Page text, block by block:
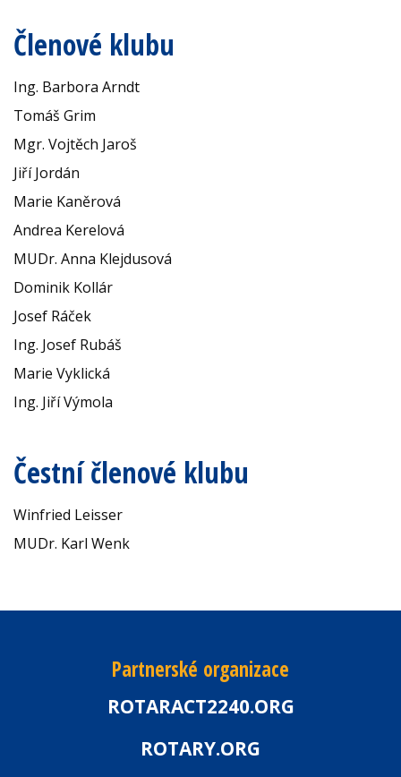
Členové klubu
Ing. Barbora Arndt
Tomáš Grim
Mgr. Vojtěch Jaroš
Jiří Jordán
Marie Kaněrová
Andrea Kerelová
MUDr. Anna Klejdusová
Dominik Kollár
Josef Ráček
Ing. Josef Rubáš
Marie Vyklická
Ing. Jiří Výmola
Čestní členové klubu
Winfried Leisser
MUDr. Karl Wenk
Partnerské organizace
ROTARACT2240.ORG
ROTARY.ORG